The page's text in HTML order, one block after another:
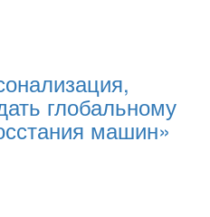
глобальному
машин»